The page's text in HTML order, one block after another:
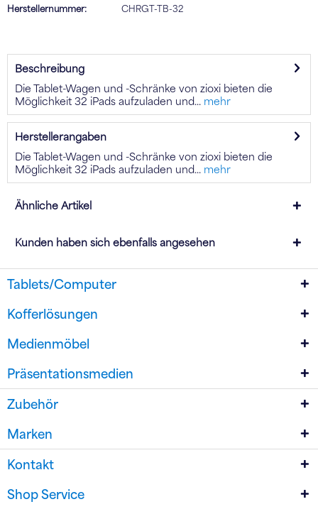
Herstellernummer:
CHRGT-TB-32
Beschreibung
Die Tablet-Wagen und -Schränke von zioxi bieten die
Möglichkeit 32 iPads aufzuladen und...
mehr
Herstellerangaben
Die Tablet-Wagen und -Schränke von zioxi bieten die
Möglichkeit 32 iPads aufzuladen und...
mehr
Ähnliche Artikel
Kunden haben sich ebenfalls angesehen
Tablets/Computer
Kofferlösungen
Medienmöbel
Präsentationsmedien
Zubehör
Marken
Kontakt
Shop Service